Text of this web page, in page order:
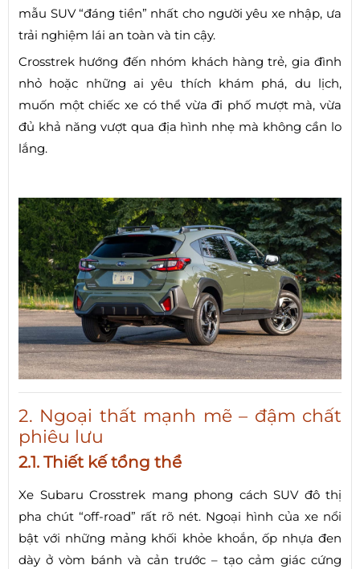
mẫu SUV “đáng tiền” nhất cho người yêu xe nhập, ưa
trải nghiệm lái an toàn và tin cậy.
Crosstrek hướng đến nhóm khách hàng trẻ, gia đình
nhỏ hoặc những ai yêu thích khám phá, du lịch,
muốn một chiếc xe có thể vừa đi phố mượt mà, vừa
đủ khả năng vượt qua địa hình nhẹ mà không cần lo
lắng.
2. Ngoại thất mạnh mẽ – đậm chất
phiêu lưu
2.1. Thiết kế tổng thể
Xe Subaru Crosstrek mang phong cách SUV đô thị
pha chút “off-road” rất rõ nét. Ngoại hình của xe nổi
bật với những mảng khối khỏe khoắn, ốp nhựa đen
dày ở vòm bánh và cản trước – tạo cảm giác cứng